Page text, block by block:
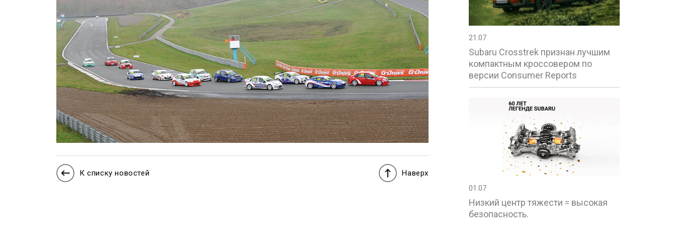
К списку новостей Наверх
21.07
Subaru Crosstrek признан лучшим
компактным кроссовером по
версии Consumer Reports
01.07
Низкий центр тяжести = высокая
безопасность.